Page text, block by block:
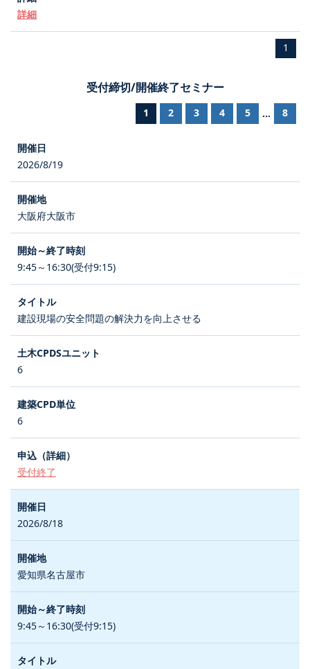
詳細
1
受付締切/開催終了セミナー
1 2 3 4 5 ... 8
2026/8/19
大阪府大阪市
9:45～16:30(受付9:15)
建設現場の安全問題の解決力を向上させる
6
6
受付終了
2026/8/18
愛知県名古屋市
9:45～16:30(受付9:15)